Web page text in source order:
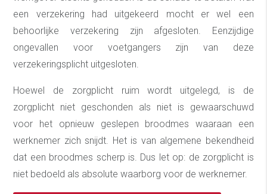
een verzekering had uitgekeerd mocht er wel een
behoorlijke verzekering zijn afgesloten. Eenzijdige
ongevallen voor voetgangers zijn van deze
verzekeringsplicht uitgesloten.
Hoewel de zorgplicht ruim wordt uitgelegd, is de
zorgplicht niet geschonden als niet is gewaarschuwd
voor het opnieuw geslepen broodmes waaraan een
werknemer zich snijdt. Het is van algemene bekendheid
dat een broodmes scherp is. Dus let op: de zorgplicht is
niet bedoeld als absolute waarborg voor de werknemer.